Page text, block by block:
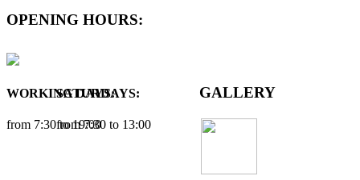
OPENING HOURS:
WORKING DAYS:
from 7:30 tо 19:00
SATURDAYS:
from 7:30 tо 13:00
GALLERY